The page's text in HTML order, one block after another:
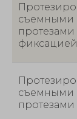
съемными
фиксацией
съемными
протезами